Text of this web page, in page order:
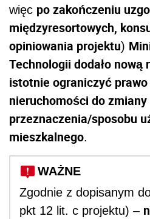
więc po zakończeniu
międzyresortowych,
opiniowania projektu)
Technologii dodało nową
istotnie ograniczyć prawo
nieruchomości do zmiany
przeznaczenia/sposobu
mieszkalnego.
WAŻNE
Zgodnie z dopisanym
pkt 12 lit. c projektu) –